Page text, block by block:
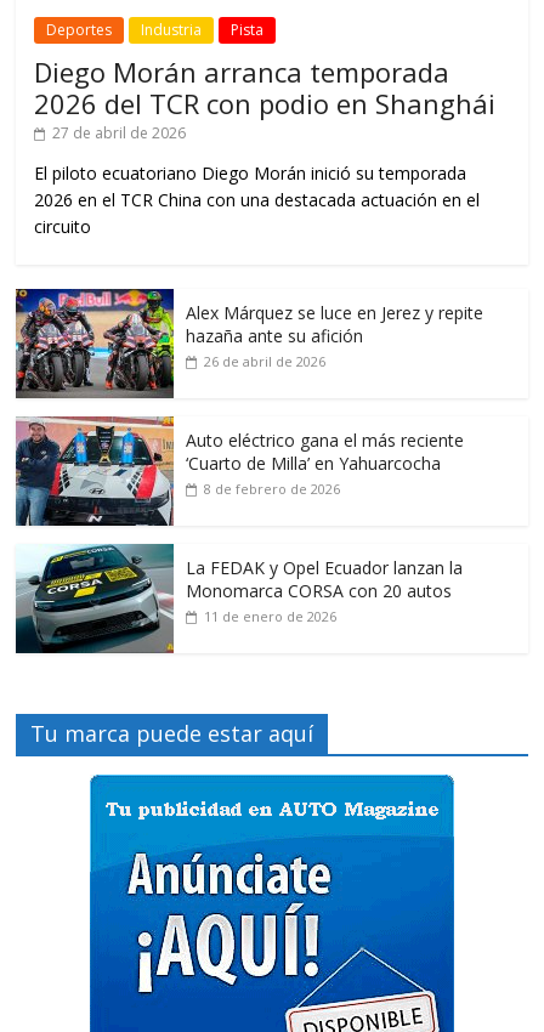
Deportes Industria Pista
Diego Morán arranca temporada
2026 del TCR con podio en Shanghái
27 de abril de 2026
El piloto ecuatoriano Diego Morán inició su temporada
2026 en el TCR China con una destacada actuación en el
circuito
Alex Márquez se luce en Jerez y repite
hazaña ante su afición
26 de abril de 2026
Auto eléctrico gana el más reciente
‘Cuarto de Milla’ en Yahuarcocha
8 de febrero de 2026
La FEDAK y Opel Ecuador lanzan la
Monomarca CORSA con 20 autos
11 de enero de 2026
Tu marca puede estar aquí